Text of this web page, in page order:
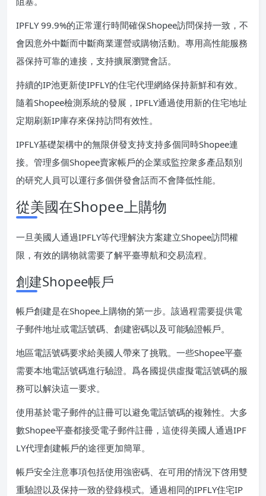
IPFLY 99.9%的正常運行時間確保Shopee訪問保持一致，不
會因意外中斷而中斷商業運營或購物活動。專用高性能服務
器保持可靠的連接，支持擴展瀏覽會話。
持續的IP池更新使IPFLY的住宅代理網絡保持新鮮和有效。
隨着Shopee檢測系統的發展，IPFLY通過使用新的住宅地址
定期刷新IP庫存來保持訪問有效性。
IPFLY基礎架構中的無限併發支持支持多個同時Shopee連
接。管理多個Shopee賣家帳戶的企業或監控衆多產品類別
的研究人員可以運行多個併發會話而不會降低性能。
從美國在Shopee上購物
一旦美國人通過IPFLY等代理解決方案建立Shopee訪問權
限，有效的購物就需要了解平臺導航和交易流程。
創建Shopee帳戶
帳戶創建是在Shopee上購物的第一步。該過程需要提供電
子郵件地址或電話號碼、創建密碼以及可能驗證帳戶。
地區電話號碼要求給美國人帶來了挑戰。一些Shopee平臺
需要本地電話號碼進行驗證。爲各國提供虛擬電話號碼的服
務可以解決這一要求。
使用基於電子郵件的註冊可以避免電話號碼的複雜性。大多
數Shopee平臺都接受電子郵件註冊，這使得美國人通過IPF
LY代理創建帳戶的途徑更加簡單。
帳戶安全注意事項包括使用強密碼、在可用的情況下啓用雙
重驗證以及保持一致的登錄模式。通過相同的IPFLY住宅IP